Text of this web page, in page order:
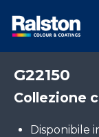
G22150
Collezione
Disponibile